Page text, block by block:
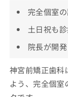
完全個室
土日祝も
院長が開
神宮前矯正歯科
よう、完全個